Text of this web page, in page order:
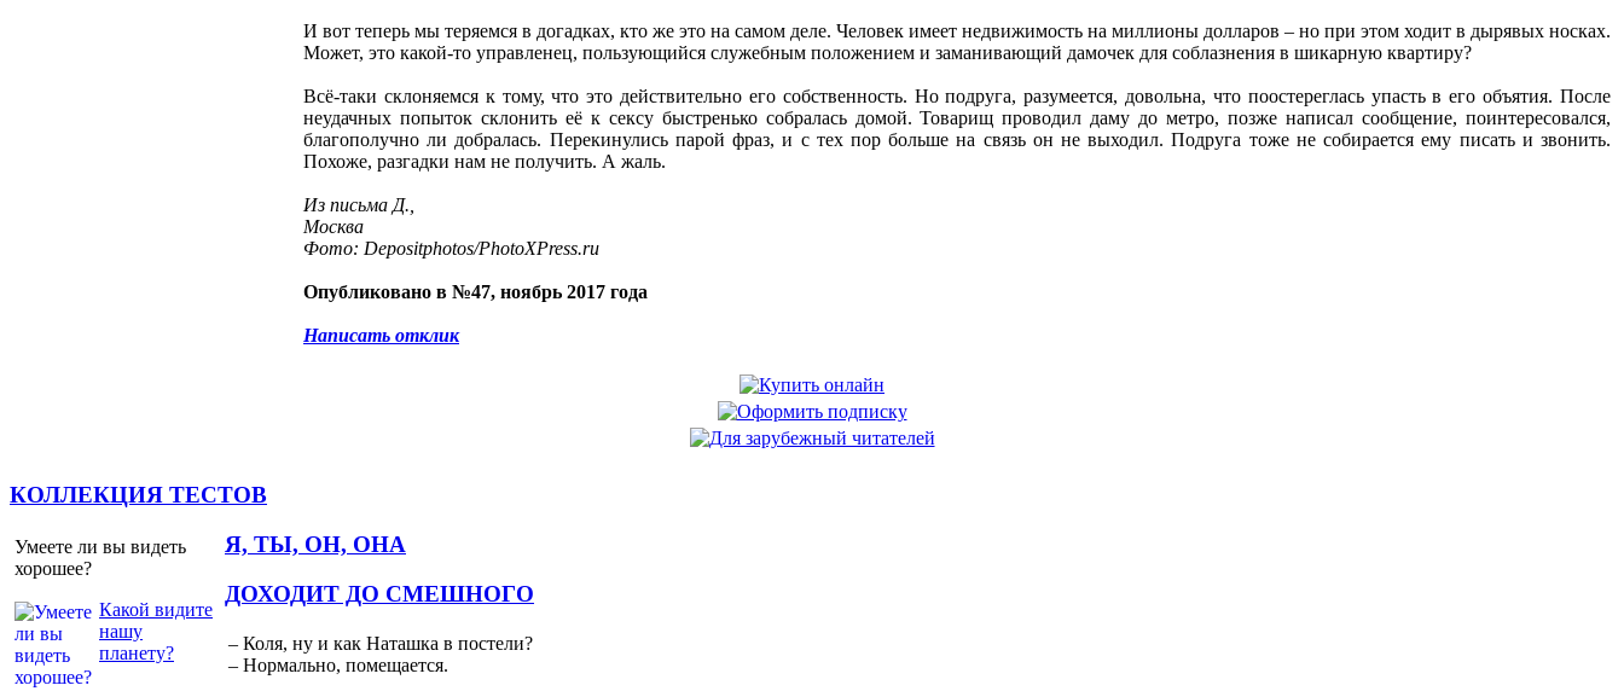
И вот теперь мы теряемся в догадках, кто же это на самом деле. Человек имеет недвижимость на миллионы долларов – но при этом ходит в дырявых носках.
Может, это какой-то управленец, пользующийся служебным положением и заманивающий дамочек для соблазнения в шикарную квартиру?
Всё-таки склоняемся к тому, что это действительно его собственность. Но подруга, разумеется, довольна, что поостереглась упасть в его объятия. После
неудачных попыток склонить её к сексу быстренько собралась домой. Товарищ проводил даму до метро, позже написал сообщение, поинтересовался,
благополучно ли добралась. Перекинулись парой фраз, и с тех пор больше на связь он не выходил. Подруга тоже не собирается ему писать и звонить.
Похоже, разгадки нам не получить. А жаль.
Из письма Д.,
Москва
Фото: Depositphotos/PhotoXPress.ru
Опубликовано в №47, ноябрь 2017 года
Написать отклик
КОЛЛЕКЦИЯ ТЕСТОВ
Умеете ли вы видеть
хорошее?
Какой видите
нашу
планету?
Я, ТЫ, ОН, ОНА
ДОХОДИТ ДО СМЕШНОГО
– Коля, ну и как Наташка в постели?
– Нормально, помещается.